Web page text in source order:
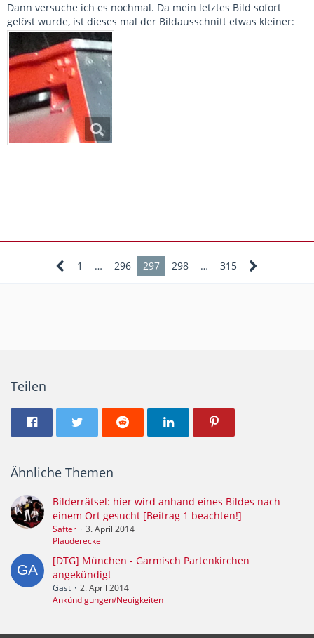
Dann versuche ich es nochmal. Da mein letztes Bild sofort
gelöst wurde, ist dieses mal der Bildausschnitt etwas kleiner:
1 … 296 297 298 … 315
Teilen
Ähnliche Themen
Bilderrätsel: hier wird anhand eines Bildes nach
einem Ort gesucht [Beitrag 1 beachten!]
Safter
3. April 2014
Plauderecke
[DTG] München - Garmisch Partenkirchen
angekündigt
Gast
2. April 2014
Ankündigungen/Neuigkeiten